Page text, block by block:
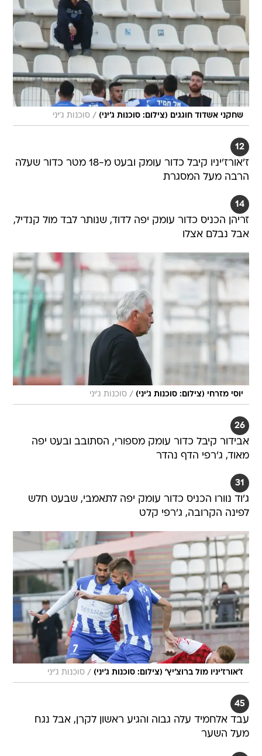
שחקני אשדוד חוגגים (צילום: סוכנות ג'יני) / סוכנות ג'יני
12
ז'אורז'יניו קיבל כדור עומק ובעט מ-18 מטר כדור שעלה
הרבה מעל המסגרת
14
זריהן הכניס כדור עומק יפה לדוד, שנותר לבד מול קנדיל,
אבל נבלם אצלו
יוסי מזרחי (צילום: סוכנות ג'יני) / סוכנות ג'יני
26
אבידור קיבל כדור עומק מספורי, הסתובב ובעט יפה
מאוד, ג'רפי הדף נהדר
31
ג'וד נוורו הכניס כדור עומק יפה לתאמבי, שבעט חלש
לפינה הקרובה, ג'רפי קלט
ז'אורז'יניו מול ברוצ'יץ' (צילום: סוכנות ג'יני) / סוכנות ג'יני
45
עבד אלחמיד עלה גבוה והגיע ראשון לקרן, אבל נגח
מעל השער